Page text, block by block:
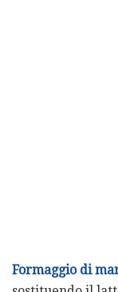
Formaggio di